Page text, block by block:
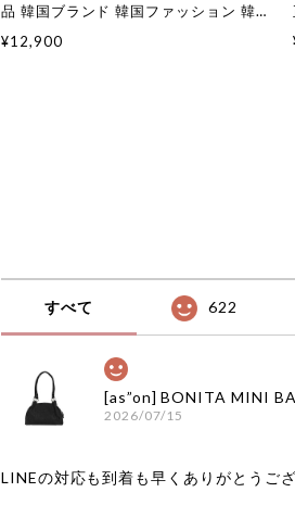
品 韓国ブランド 韓国ファッション 韓国
¥12,900
すべて 622
2026/07/15
LINEの対応も到着も早くありがとうご